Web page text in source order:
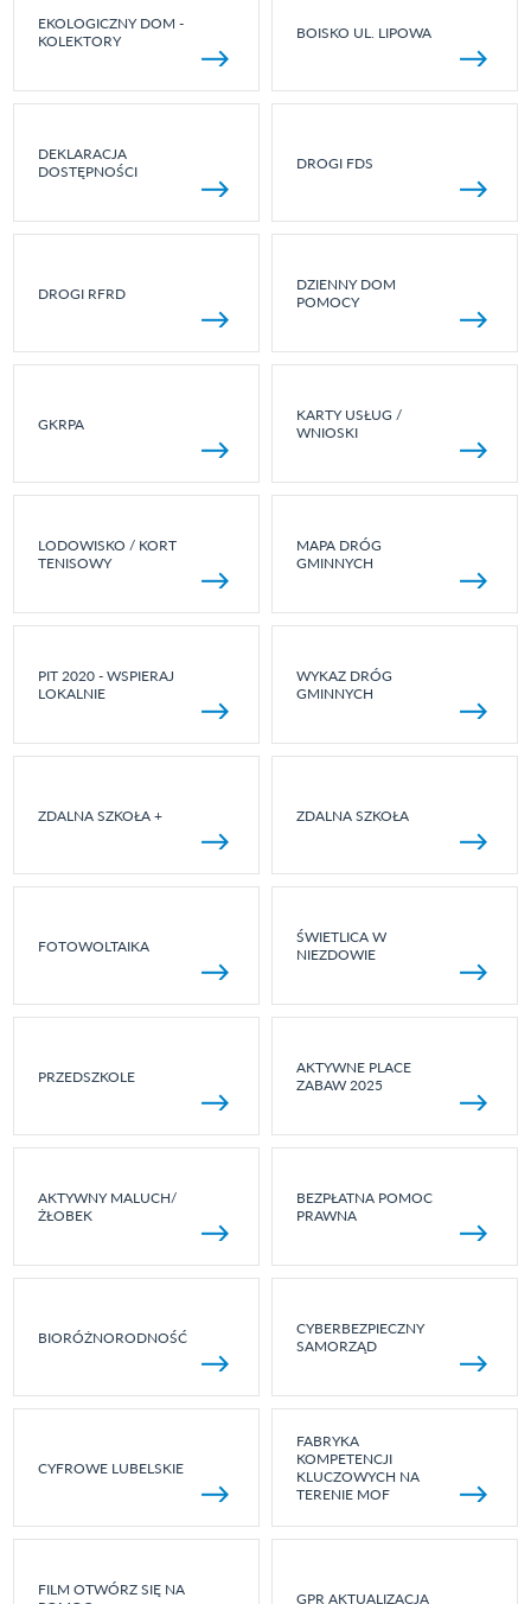
EKOLOGICZNY DOM -
KOLEKTORY
BOISKO UL. LIPOWA
DEKLARACJA
DOSTĘPNOŚCI
DROGI FDS
DROGI RFRD
DZIENNY DOM
POMOCY
GKRPA
KARTY USŁUG /
WNIOSKI
LODOWISKO / KORT
TENISOWY
MAPA DRÓG
GMINNYCH
PIT 2020 - WSPIERAJ
LOKALNIE
WYKAZ DRÓG
GMINNYCH
ZDALNA SZKOŁA + ZDALNA SZKOŁA
FOTOWOLTAIKA
ŚWIETLICA W
NIEZDOWIE
PRZEDSZKOLE
AKTYWNE PLACE
ZABAW 2025
AKTYWNY MALUCH/
ŻŁOBEK
BEZPŁATNA POMOC
PRAWNA
BIORÓŻNORODNOŚĆ
CYBERBEZPIECZNY
SAMORZĄD
CYFROWE LUBELSKIE
FABRYKA
KOMPETENCJI
KLUCZOWYCH NA
TERENIE MOF
FILM OTWÓRZ SIĘ NA
GPR AKTUALIZACJA